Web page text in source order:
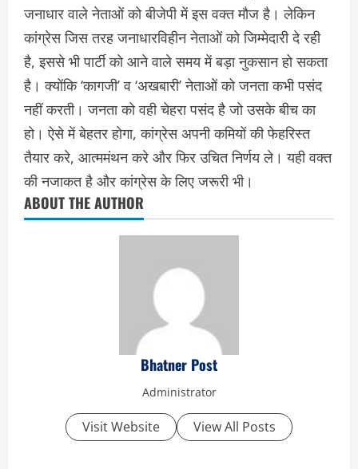
जनाधार वाले नेताओं को बीजेपी में इस वक्त मौज है। लेकिन
कांग्रेस जिस तरह जनाधारविहीन नेताओं को जिम्मेदारी दे रही
है, इससे भी पार्टी को आने वाले समय में बड़ा नुकसान हो सकता
है। क्योंकि ‘कागजी’ व ‘अखबारी’ नेताओं को जनता कभी पसंद
नहीं करती। जनता को वही चेहरा पसंद है जो उसके बीच का
हो। ऐसे में बेहतर होगा, कांग्रेस अपनी कमियों की फेहरिस्त
तैयार करे, आत्ममंथन करे और फिर उचित निर्णय ले। यही वक्त
की नजाकत है और कांग्रेस के लिए जरूरी भी।
ABOUT THE AUTHOR
Bhatner Post
Administrator
Visit Website View All Posts